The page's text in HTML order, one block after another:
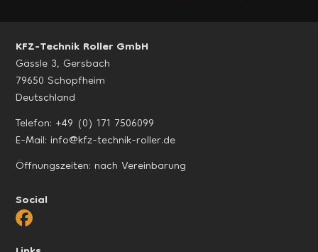
KFZ-Technik Roller GmbH
Gässle 3, Gersbach
79650 Schopfheim
Deutschland
Telefon: +49 (0) 171 7506099
E-Mail: info@kfz-technik-roller.de
Öffnungszeiten: nach Vereinbarung
Social